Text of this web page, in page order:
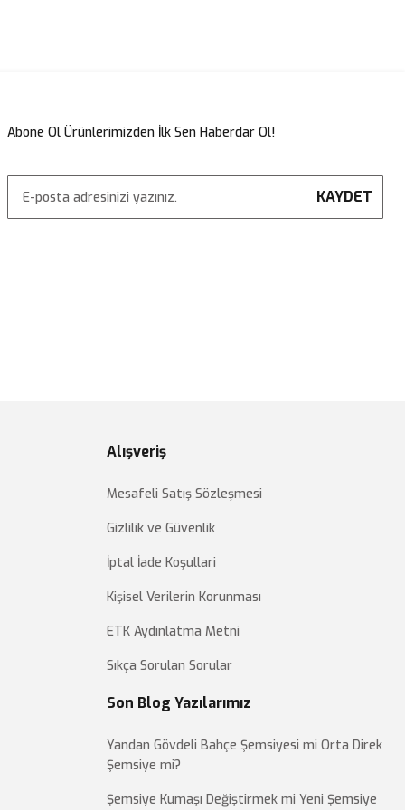
Abone Ol Ürünlerimizden İlk Sen Haberdar Ol!
KAYDET
Alışveriş
Mesafeli Satış Sözleşmesi
Gizlilik ve Güvenlik
İptal İade Koşullari
Kişisel Verilerin Korunması
ETK Aydınlatma Metni
Sıkça Sorulan Sorular
Son Blog Yazılarımız
Yandan Gövdeli Bahçe Şemsiyesi mi Orta Direk
Şemsiye mi?
Şemsiye Kumaşı Değiştirmek mi Yeni Şemsiye